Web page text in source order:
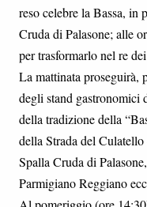
reso celebre la Bassa,
Cruda di Palasone; alle
per trasformarlo nel re
La mattinata proseguirà,
degli stand gastronomici
della tradizione della
della Strada del
Spalla Cruda di
Parmigiano Reggiano